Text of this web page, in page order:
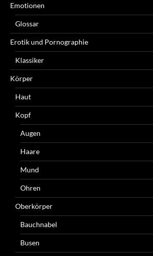
Emotionen
Glossar
Erotik und Pornographie
Klassiker
Körper
Haut
Kopf
Augen
Haare
Mund
Ohren
Oberkörper
Bauchnabel
Busen